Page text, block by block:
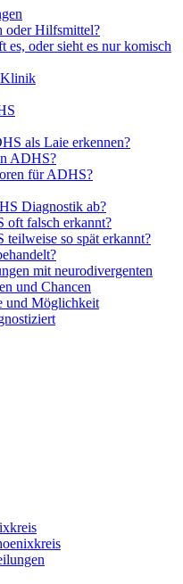
oder Hilfsmittel?
oder sieht es nur komisch
Klinik
als Laie erkennen?
ADHS?
für ADHS?
Diagnostik ab?
falsch erkannt?
so spät erkannt?
mit neurodivergenten
und Chancen
und Möglichkeit